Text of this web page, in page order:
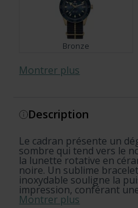
Bronze
Bronze
Set
Set
Bronze
x Cameron Norrie Limited
Edition
Montrer plus
Description
Le cadran présente un
sombre qui tend vers le
la lunette rotative en
noire. Un sublime
inoxydable souligne la
impression, conférant
Montrer plus